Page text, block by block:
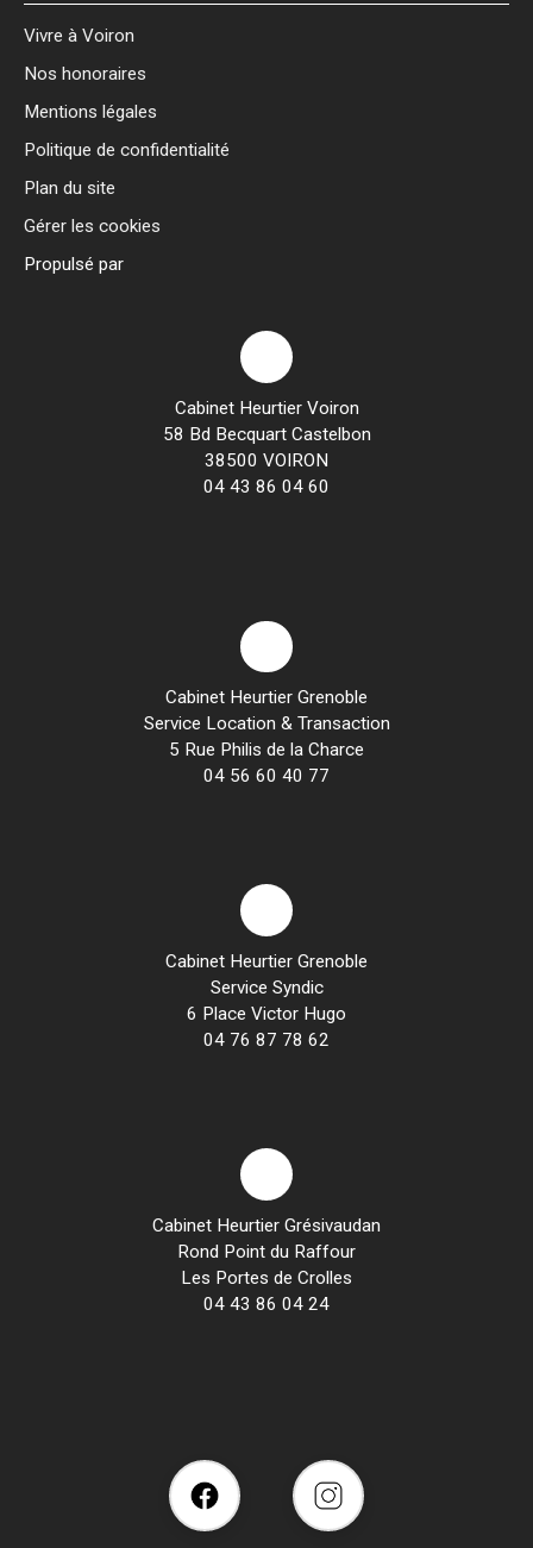
Vivre à Voiron
Nos honoraires
Mentions légales
Politique de confidentialité
Plan du site
Gérer les cookies
Propulsé par
Cabinet Heurtier Voiron
58 Bd Becquart Castelbon
38500 VOIRON
04 43 86 04 60
Cabinet Heurtier Grenoble
Service Location & Transaction
5 Rue Philis de la Charce
04 56 60 40 77
Cabinet Heurtier Grenoble
Service Syndic
6 Place Victor Hugo
04 76 87 78 62
Cabinet Heurtier Grésivaudan
Rond Point du Raffour
Les Portes de Crolles
04 43 86 04 24